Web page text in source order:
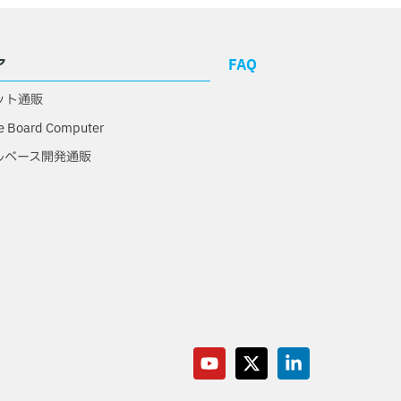
ト通販
Board Computer
ベース開発通販
FAQ